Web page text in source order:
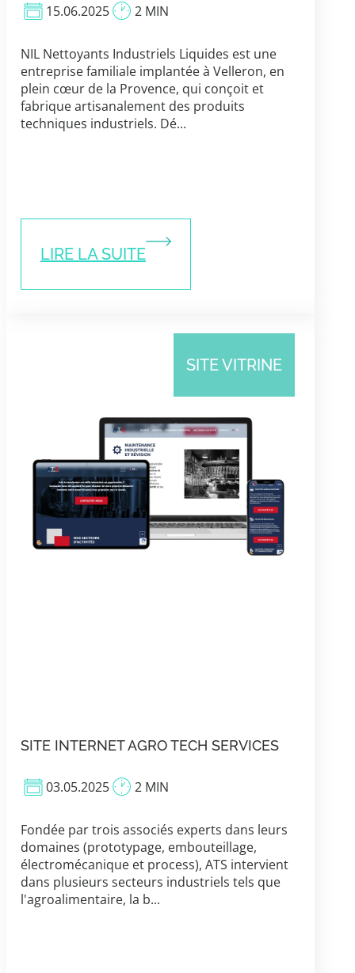
15.06.2025 2 MIN
NIL Nettoyants Industriels Liquides est une
entreprise familiale implantée à Velleron, en
plein cœur de la Provence, qui conçoit et
fabrique artisanalement des produits
techniques industriels. Dé...
LIRE LA SUITE
SITE VITRINE
SITE INTERNET AGRO TECH SERVICES
03.05.2025 2 MIN
Fondée par trois associés experts dans leurs
domaines (prototypage, embouteillage,
électromécanique et process), ATS intervient
dans plusieurs secteurs industriels tels que
l'agroalimentaire, la b...